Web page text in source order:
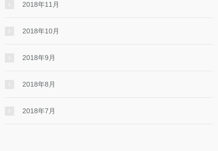
2018年11月
2018年10月
2018年9月
2018年8月
2018年7月